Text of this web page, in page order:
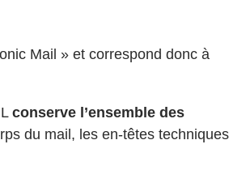
Mail » et correspond donc à
conserve l’ensemble des
du mail, les en-têtes techniques